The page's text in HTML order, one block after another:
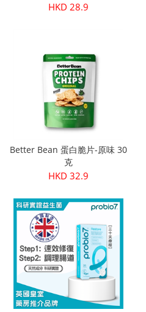
HKD 28.9
Better Bean 蛋白脆片-原味 30
克
HKD 32.9